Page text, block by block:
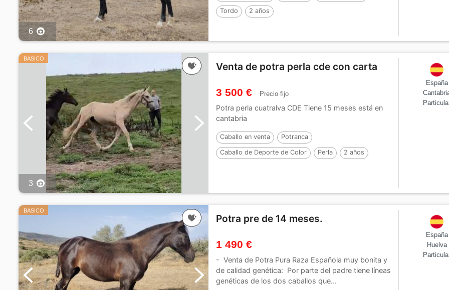
6
Tordo 2 años
BASICO
3
Venta de potra perla cde con carta
3 500 € Precio fijo
Potra perla cuatralva CDE Tiene 15 meses está en
cantabria
Caballo en venta Potranca
Caballo de Deporte de Color Perla 2 años
España
BASICO
Potra pre de 14 meses.
1 490 €
- Venta de Potra Pura Raza Española muy bonita y
de calidad genética: Por parte del padre tiene líneas
genéticas de los dos caballos que...
España
Huelva